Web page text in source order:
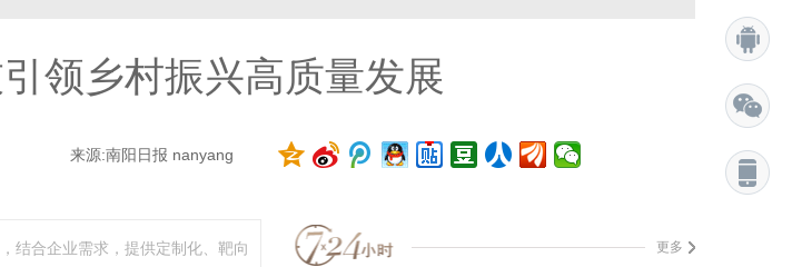
领乡村振兴高质量发展
来源:南阳日报 nanyang
结合企业需求，提供定制化、靶向
更多